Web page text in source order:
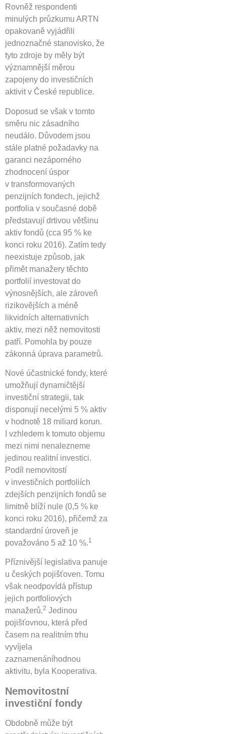
Rovněž respondenti
minulých průzkumu ARTN
opakovaně vyjádřili
jednoznačné stanovisko, že
tyto zdroje by měly být
významnější měrou
zapojeny do investičních
aktivit v České republice.
Doposud se však v tomto
směru nic zásadního
neudálo. Důvodem jsou
stále platné požadavky na
garanci nezáporného
zhodnocení úspor
v transformovaných
penzijních fondech, jejichž
portfolia v současné době
představují drtivou většinu
aktiv fondů (cca 95 % ke
konci roku 2016). Zatím tedy
neexistuje způsob, jak
přimět manažery těchto
portfolií investovat do
výnosnějších, ale zároveň
rizikovějších a méně
likvidních alternativních
aktiv, mezi něž nemovitosti
patří. Pomohla by pouze
zákonná úprava parametrů.
Nové účastnické fondy, které
umožňují dynamičtější
investiční strategii, tak
disponují necelými 5 % aktiv
v hodnotě 18 miliard korun.
I vzhledem k tomuto objemu
mezi nimi nenalezneme
jedinou realitní investici.
Podíl nemovitostí
v investičních portfoliích
zdejších penzijních fondů se
limitně blíží nule (0,5 % ke
konci roku 2016), přičemž za
standardní úroveň je
považováno 5 až 10 %.1
Příznivější legislativa panuje
u českých pojišťoven. Tomu
však neodpovídá přístup
jejich portfoliových
manažerů.2 Jedinou
pojišťovnou, která před
časem na realitním trhu
vyvíjela
zaznamenáníhodnou
aktivitu, byla Kooperativa.
Nemovitostní
investiční fondy
Obdobně může být